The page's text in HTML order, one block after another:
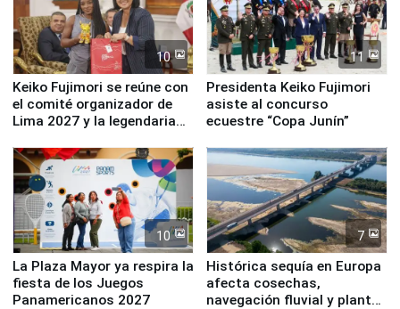
10
Keiko Fujimori se reúne con
el comité organizador de
Lima 2027 y la legendaria
11
Presidenta Keiko Fujimori
asiste al concurso
ecuestre “Copa Junín”
10
La Plaza Mayor ya respira la
fiesta de los Juegos
Panamericanos 2027
7
Histórica sequía en Europa
afecta cosechas,
navegación fluvial y plantas